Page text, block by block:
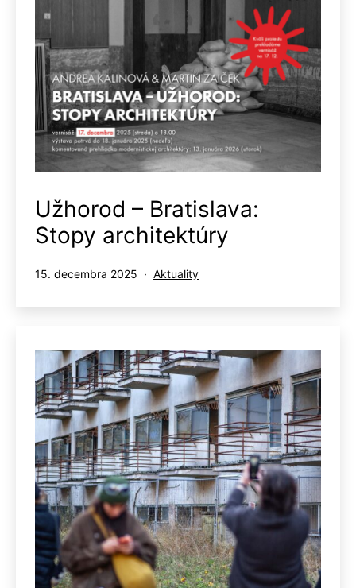
Užhorod – Bratislava:
Stopy architektúry
Publikované
15. decembra 2025
Kategorizované
Aktuality